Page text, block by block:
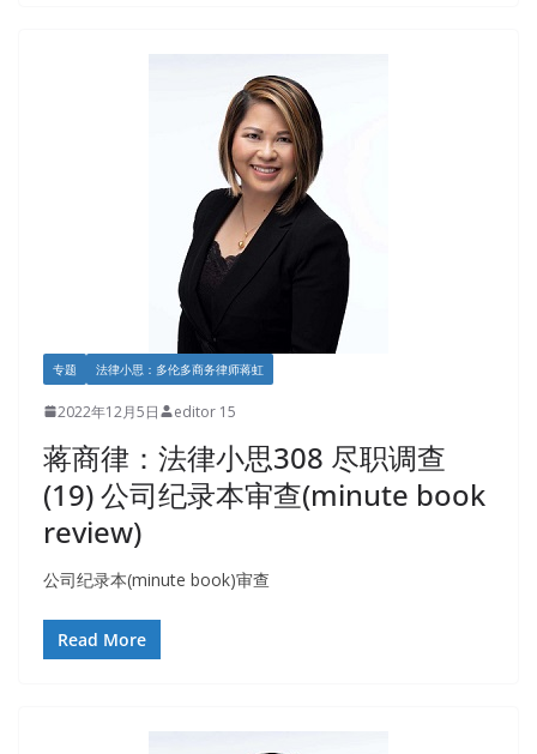
专题 法律小思：多伦多商务律师蒋虹
2022年12月5日 editor 15
蒋商律：法律小思308 尽职调查
(19) 公司纪录本审查(minute book
review)
公司纪录本(minute book)审查
Read More